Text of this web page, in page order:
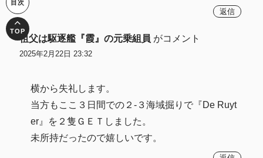
返信
祖父は駆逐艦『霞』の元乗組員 がコメント
2025年2月22日 23:32
横から失礼します。
当方もここ３日間での２-３海域掘りで『De Ruyt
er』を２隻ＧＥＴしました。
未所持だったので嬉しいです。